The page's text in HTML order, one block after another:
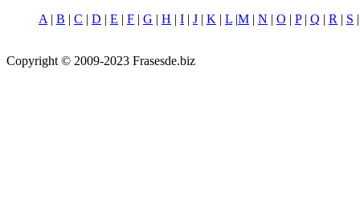
A | B | C | D | E | F | G | H | I | J | K | L |M | N | O | P| Q | R | S
Copyright © 2009-2023 Frasesde.biz